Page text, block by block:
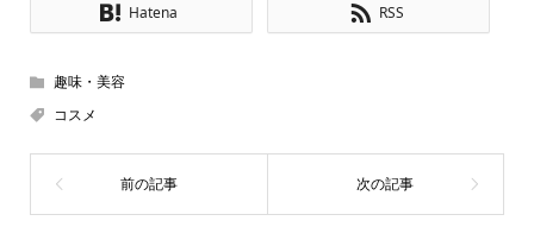
Hatena RSS
趣味・美容
コスメ